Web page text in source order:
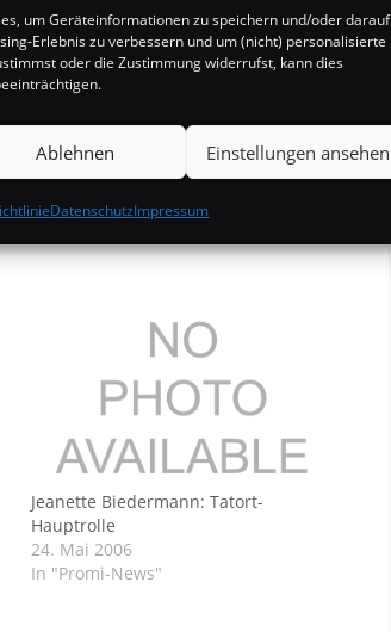
um Geräteinformationen zu speichern und/oder darauf
Erlebnis zu verbessern und um (nicht) personalisierte
oder die Zustimmung widerrufst, kann dies
Ablehnen Einstellungen ansehen
DatenschutzImpressum
Jeanette Biedermann: Tatort-
Hauptrolle
24. Mai 2006
In "Promi-News"